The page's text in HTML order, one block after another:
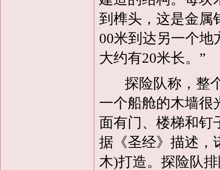
到榫头，这是金属
00米到达另一个
大约有20米长。”
探险队称，整
一个船舱的木墙很
面有门、楼梯和钉
据《圣经》描述，
木)打造。探险队